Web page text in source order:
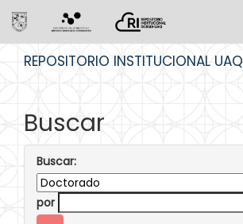
REPOSITORIO INSTITUCIONAL UAQ
Buscar
Buscar:
por